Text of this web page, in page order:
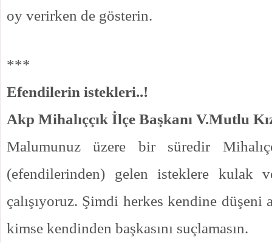
oy verirken de gösterin.
***
Efendilerin istekleri..!
Akp Mihalıççık İlçe Başkanı V.Mutlu
Malumunuz üzere bir süredir
(efendilerinden) gelen isteklere kulak
çalışıyoruz. Şimdi herkes kendine düşeni
kimse kendinden başkasını suçlamasın.